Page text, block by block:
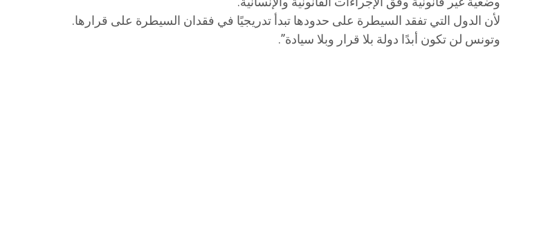
لأن الدول التي تفقد السيطرة على حدودها تبدأ تدريجيًا في فقدان السيطرة على قرارها.
وتونس لن تكون أبدًا دولة بلا قرار وبلا سيادة”.